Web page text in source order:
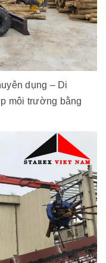
dụng – Di
môi trường bằng